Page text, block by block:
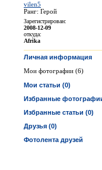
vilen5
Ранг: Герой
Зарегистрирован:
2008-12-09
откуда:
Afrika
Личная информация
Мои фотографии (6)
Мои статьи (0)
Избранные
Избранные статьи (0)
Друзья (0)
Фотолента друзей